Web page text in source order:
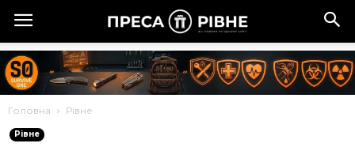
Головна Рівне
Рівне